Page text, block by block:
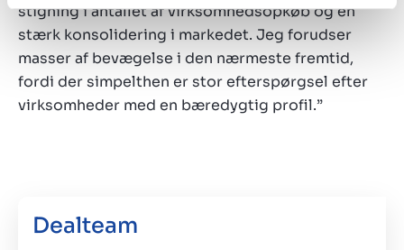
stigning i antallet af virksomhedsopkøb og en
stærk konsolidering i markedet. Jeg forudser
masser af bevægelse i den nærmeste fremtid,
fordi der simpelthen er stor efterspørgsel efter
virksomheder med en bæredygtig profil.”
Dealteam